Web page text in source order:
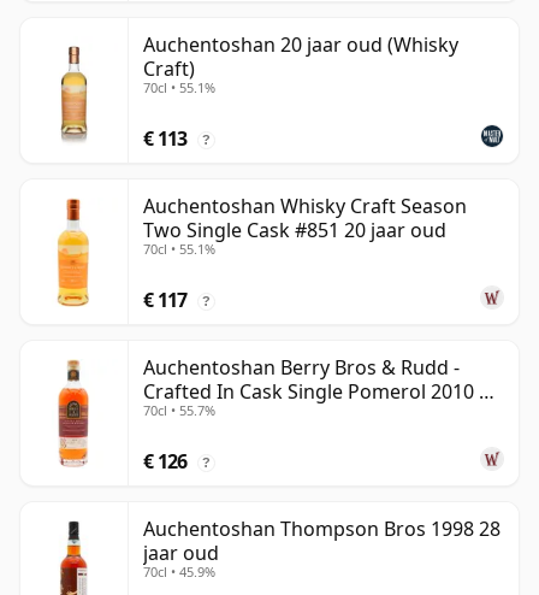
Auchentoshan 20 jaar oud (Whisky
Craft)
70cl • 55.1%
€ 113 ?
Auchentoshan Whisky Craft Season
Two Single Cask #851 20 jaar oud
70cl • 55.1%
€ 117 ?
Auchentoshan Berry Bros & Rudd -
Crafted In Cask Single Pomerol 2010 15
jaar oud
70cl • 55.7%
€ 126 ?
Auchentoshan Thompson Bros 1998 28
jaar oud
70cl • 45.9%